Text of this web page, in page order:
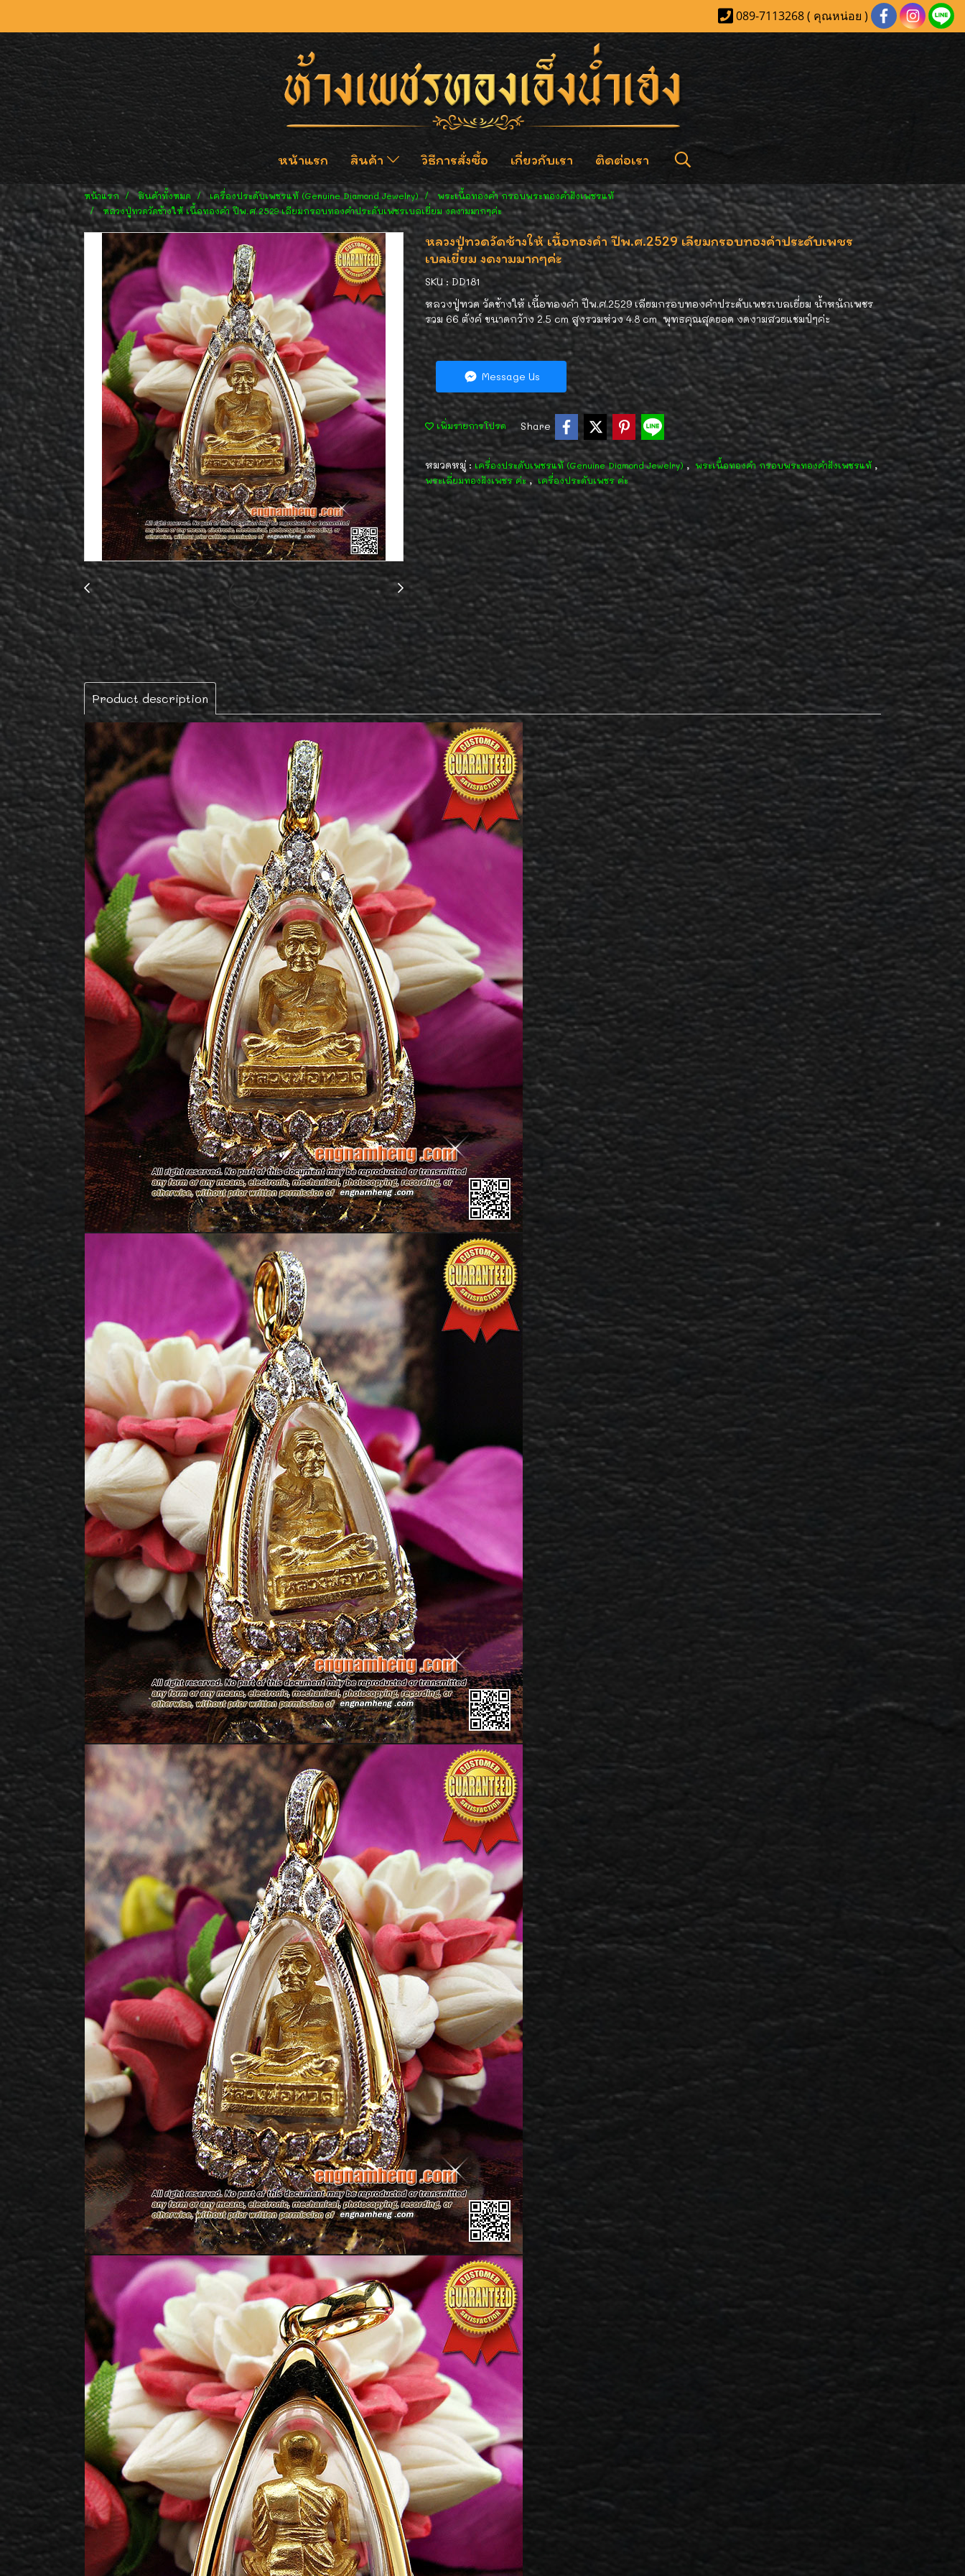
089-7113268 ( คุณหน่อย )
หน้าแรก สินค้า วิธีการสั่งซื้อ เกี่ยวกับเรา ติดต่อเรา
หน้าแรก สินค้าทั้งหมด เครื่องประดับเพชรแท้ (Genuine Diamond Jewelry)
พระเนื้อทองคำ กรอบพระทองคำฝังเพชรแท้
หลวงปู่ทวดวัดช้างให้ เนื้อทองคำ ปีพ.ศ.2529 เลียมกรอบทองคำประดับเพชรเบลเยี่ยม งดงามมากๆค่ะ
หลวงปู่ทวดวัดช้างให้ เนื้อทองคำ ปีพ.ศ.2529 เลียมกรอบทองคำประดับเพชร
เบลเยี่ยม งดงามมากๆค่ะ
SKU : DD181
หลวงปู่ทวด วัดช้างให้ เนื้อทองคำ ปีพ.ศ.2529 เลียมกรอบทองคำประดับเพชรเบลเยี่ยม น้ำหนักเพชร
รวม 66 ตังค์ ขนาดกว้าง 2.5 cm สูงรวมห่วง 4.8 cm พุทธคุณสุดยอด งดงามสวยแชมป์ๆค่ะ
Message Us
เพิ่มรายการโปรด Share
หมวดหมู่ : เครื่องประดับเพชรแท้ (Genuine Diamond Jewelry), พระเนื้อทองคำ กรอบพระทองคำฝังเพชรแท้ ,
พระเลี่ยมทองฝังเพชร ค่ะ, เครื่องประดับเพชร ค่ะ
Product description